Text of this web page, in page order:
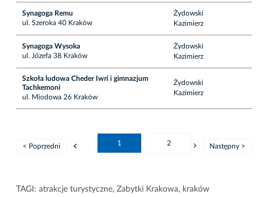
Synagoga Remu
ul. Szeroka 40 Kraków
Żydowski
Kazimierz
Synagoga Wysoka
ul. Józefa 38 Kraków
Żydowski
Kazimierz
Szkoła ludowa Cheder Iwri i gimnazjum
Tachkemoni
ul. Miodowa 26 Kraków
Żydowski
Kazimierz
< Poprzedni 1 2 Następny >
TAGI: atrakcje turystyczne, Zabytki Krakowa, kraków